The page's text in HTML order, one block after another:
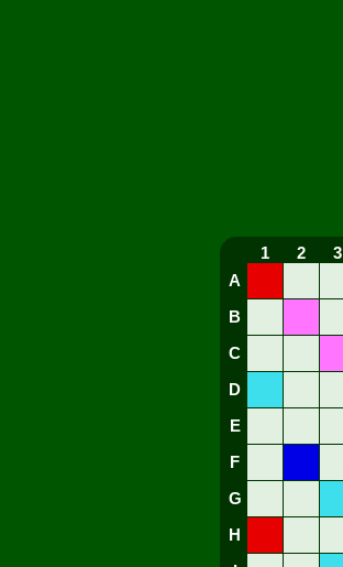
1 2 3
A
B
C
D
E
F
G
H